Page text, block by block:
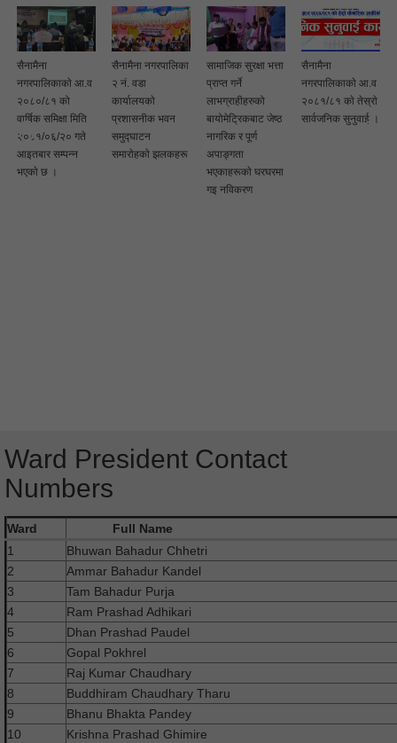
सैनामैना
नगरपालिकाकाे आ.व
२०८०/८१ को
वार्षिक समिक्षा मिति
२०८१/०६/२० गते
आइतबार सम्पन्न
भएकाे छ ।
सैनामैना नगरपालिका
२ नं. वडा
कार्यालयकाे
प्रशासनीक भवन
समुद्घाटन
समाराेहकाे झलकहरू
सामाजिक सुरक्षा भत्ता
प्राप्त गर्ने
लाभग्राहीहरुको
बायोमेट्रिकबाट जेष्ठ
नागरिक र पूर्ण
अपाङ्गता
भएकाहरूकाे घरघरमा
गइ नविकरण
सैनामैना
नगरपालिकाकाे आ.व
२०८१/८१ काे तेस्राे
सार्वजनिक सुनुवाई ।
Ward President Contact
Numbers
Ward
Full Name
1
Bhuwan Bahadur Chhetri
2
Ammar Bahadur Kandel
3
Tam Bahadur Purja
4
Ram Prashad Adhikari
5
Dhan Prashad Paudel
6
Gopal Pokhrel
7
Raj Kumar Chaudhary
8
Buddhiram Chaudhary Tharu
9
Bhanu Bhakta Pandey
10
Krishna Prashad Ghimire